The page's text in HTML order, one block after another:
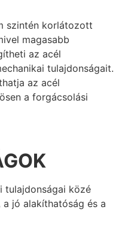
szintén korlátozott
magasabb
az acél
tulajdonságait.
az acél
a forgácsolási
tulajdonságai közé
jó alakíthatóság és a